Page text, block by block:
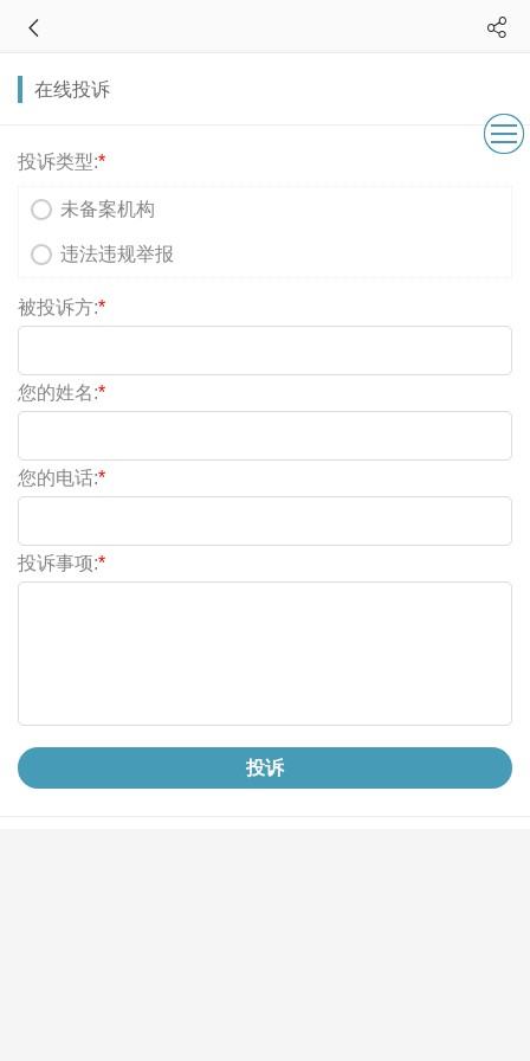
在线投诉
投诉类型:*
未备案机构
违法违规举报
被投诉方:*
您的姓名:*
您的电话:*
投诉事项:*
投诉